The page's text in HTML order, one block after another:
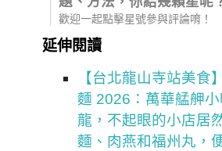
歡迎一起點擊星號參與評論唷！
延伸閱讀
【台北龍山寺站美食
麵 2026：萬華艋舺
龍，不起眼的小店居
麵、肉燕和福州丸，